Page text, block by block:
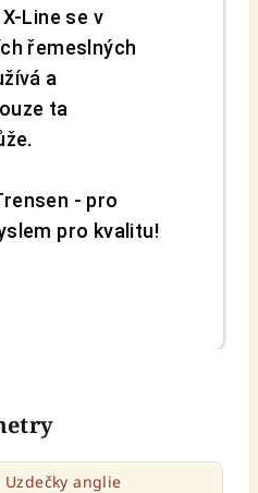
Line se v
řemeslných
a
ta
- pro
pro kvalitu!
Uzdečky anglie